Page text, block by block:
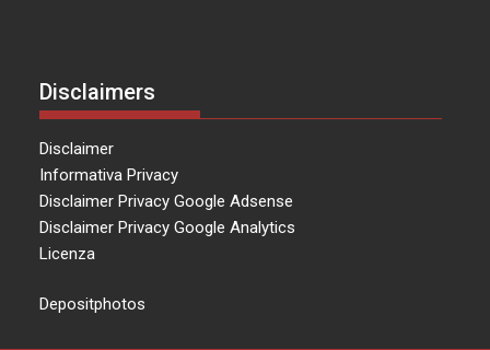
Disclaimers
Disclaimer
Informativa Privacy
Disclaimer Privacy Google Adsense
Disclaimer Privacy Google Analytics
Licenza
Depositphotos